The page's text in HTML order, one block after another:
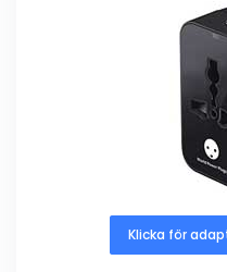
Klicka för